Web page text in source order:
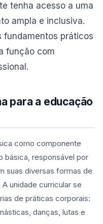
tenha acesso a uma
ampla e inclusiva.
fundamentos práticos
função com
para a educação
como componente
básica, responsável por
suas diversas formas de
unidade curricular se
de práticas corporais:
danças, lutas e